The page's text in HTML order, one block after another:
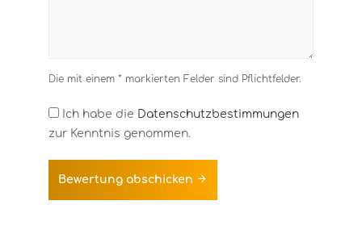
Die mit einem * markierten Felder sind Pflichtfelder.
Ich habe die Datenschutzbestimmungen
zur Kenntnis genommen.
Bewertung abschicken